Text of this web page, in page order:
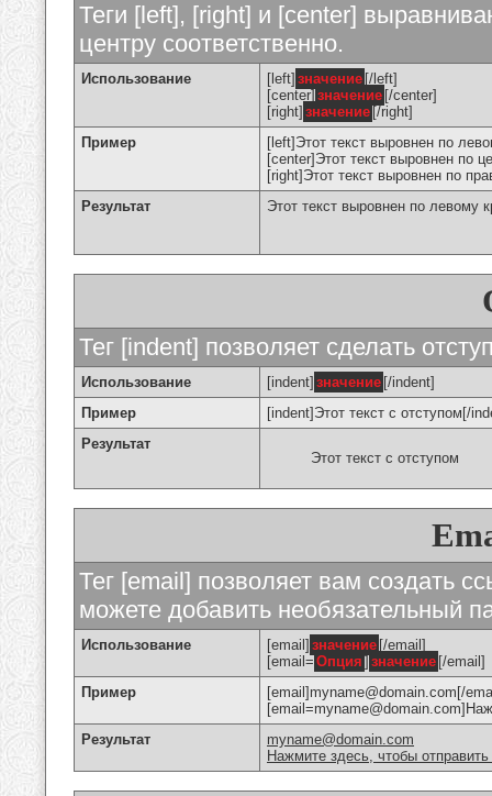
Теги [left], [right] и [center]
центру соответственно.
Использование [left] значение [/left]
[center] значение [/center]
[right] значение [/right]
Пример
[left]Этот текст выровнен по
[center]Этот текст выровнен по
[right]Этот текст выровнен по
Результат
Этот текст выровнен по левому
Тег [indent] позволяет сделать
Использование [indent] значение [/indent]
Пример
[indent]Этот текст с отступом[/
Результат
Этот текст с отступом
Тег [email] позволяет вам создать
можете добавить необязательный
Использование [email] значение [/email]
[email= Опция ] значение [/email]
Пример
[email]myname@domain.com[/
Результат
myname@domain.com
Нажмите здесь, чтобы